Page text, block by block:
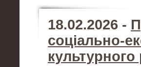
18.02.2026 -
соціально-